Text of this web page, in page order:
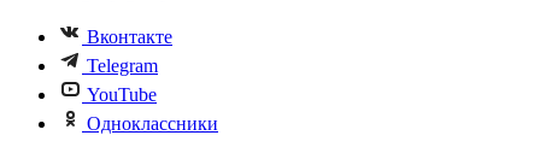
Вконтакте
Telegram
YouTube
Одноклассники